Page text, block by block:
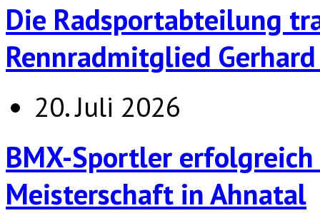
Die Radsportabteilung
Rennradmitglied
20. Juli 2026
BMX-Sportler
Meisterschaft in Ahnatal